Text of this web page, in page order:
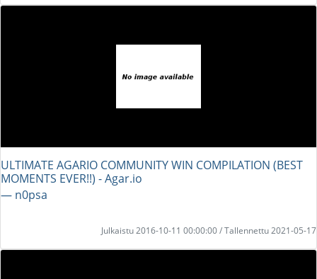
ULTIMATE AGARIO COMMUNITY WIN COMPILATION (BEST
MOMENTS EVER!!) - Agar.io
― n0psa
Julkaistu 2016-10-11 00:00:00 / Tallennettu 2021-05-17